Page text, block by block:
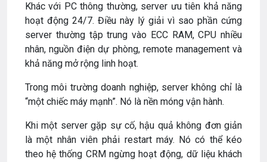
Khác với PC thông thường, server ưu tiên khả năng
hoạt động 24/7. Điều này lý giải vì sao phần cứng
server thường tập trung vào ECC RAM, CPU nhiều
nhân, nguồn điện dự phòng, remote management và
khả năng mở rộng linh hoạt.
Trong môi trường doanh nghiệp, server không chỉ là
“một chiếc máy mạnh”. Nó là nền móng vận hành.
Khi một server gặp sự cố, hậu quả không đơn giản
là một nhân viên phải restart máy. Nó có thể kéo
theo hệ thống CRM ngừng hoạt động, dữ liệu khách